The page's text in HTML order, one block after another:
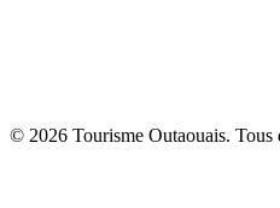
© 2026 Tourisme Outaouais. Tous